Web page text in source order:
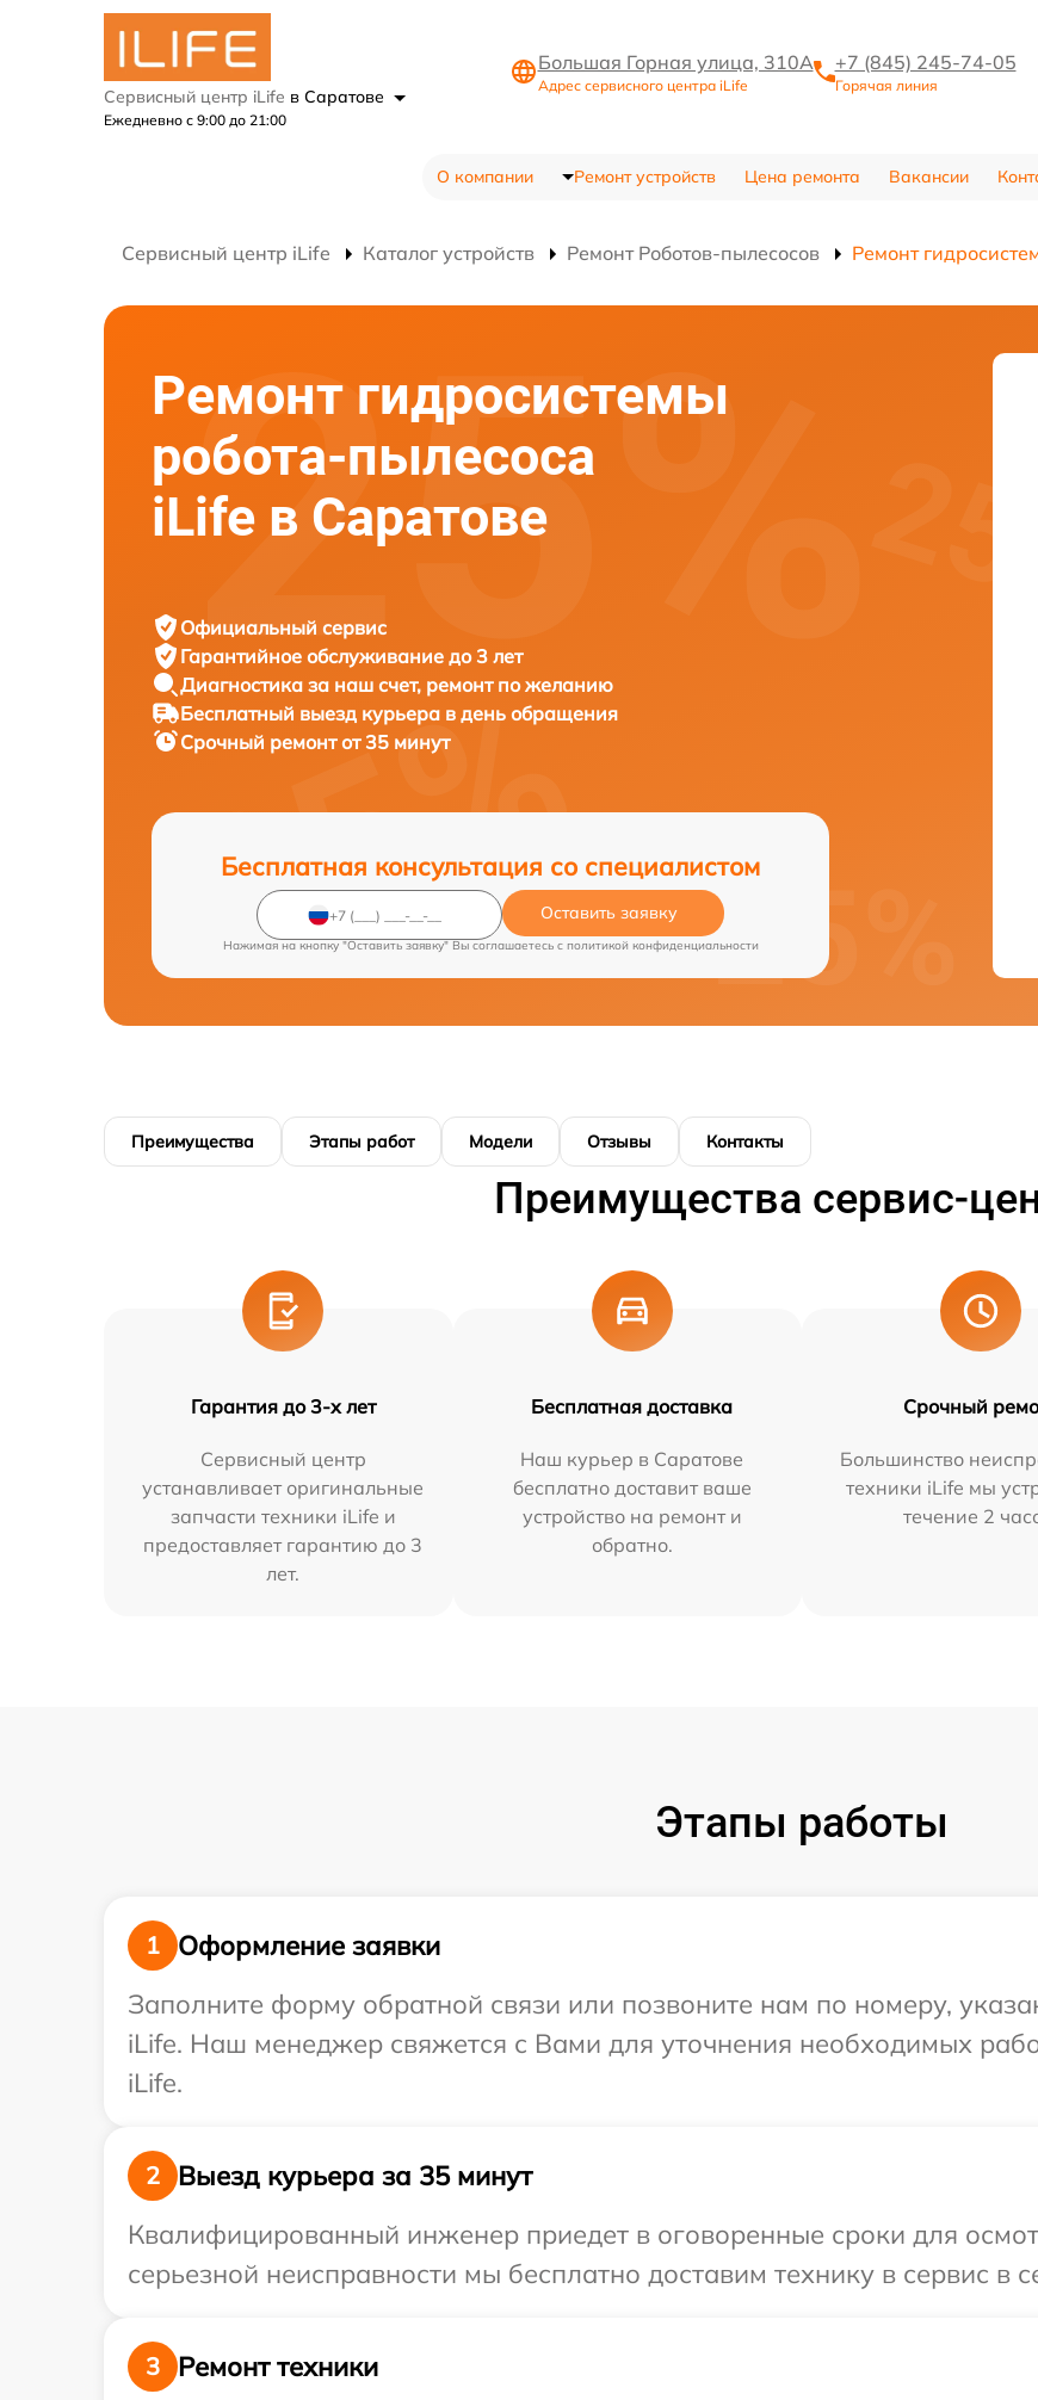
Сервисный центр iLife в Саратове
Ежедневно с 9:00 до 21:00
Большая Горная улица, 310А
Адрес сервисного центра iLife
+7 (845) 245-74-05
Горячая линия
О компании Ремонт устройств Цена ремонта Вакансии
Сервисный центр iLife Каталог устройств Ремонт Роботов-пылесосов Ремонт
Ремонт гидросистемы
робота-пылесоса
iLife в Саратове
Официальный сервис
Гарантийное обслуживание до 3 лет
Диагностика за наш счет, ремонт по желанию
Бесплатный выезд курьера в день обращения
Срочный ремонтот 35 минут
Бесплатная консультация со специалистом
Оставить заявку
Нажимая на кнопку "Оставить заявку" Вы соглашаетесь c политикой конфиденциальности
Преимущества Этапы работ Модели Отзывы Контакты
Преимущества сервис-
Гарантия до 3-х лет
Сервисный центр
устанавливает оригинальные
запчасти техники iLife и
предоставляет гарантию до 3
лет.
Бесплатная доставка
Наш курьер в Саратове
бесплатно доставит ваше
устройство на ремонт и
обратно.
Срочный
Большинство
техники iLife мы
течение 2
Этапы работы
1
Оформление заявки
Заполните форму обратной связи или позвоните нам по номеру,
iLife. Наш менеджер свяжется с Вами для уточнения необходимых
iLife.
2
Выезд курьера за 35 минут
Квалифицированный инженер приедет в оговоренные сроки для
серьезной неисправности мы бесплатно доставим технику в сервис в
3
Ремонт техники